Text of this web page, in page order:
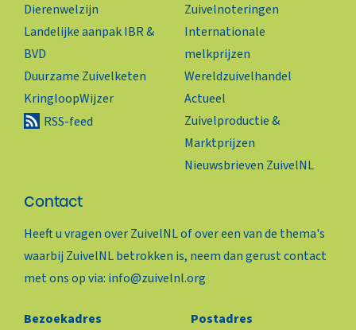
Dierenwelzijn
Landelijke aanpak IBR &
BVD
Duurzame Zuivelketen
KringloopWijzer
RSS-feed
Zuivelnoteringen
Internationale
melkprijzen
Wereldzuivelhandel
Actueel
Zuivelproductie &
Marktprijzen
Nieuwsbrieven ZuivelNL
Contact
Heeft u vragen over ZuivelNL of over een van de thema's
waarbij ZuivelNL betrokken is, neem dan gerust contact
met ons op via: info@zuivelnl.org
Bezoekadres Postadres